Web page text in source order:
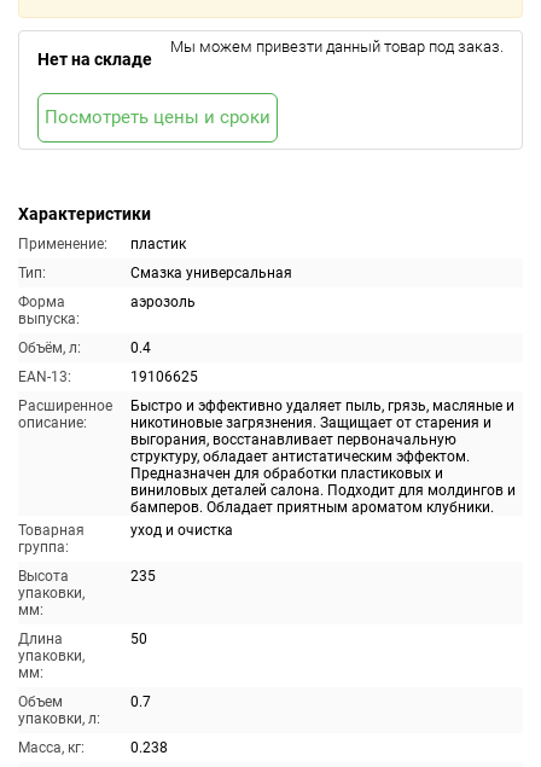
Характеристики
Применение:
пластик
Тип:
Смазка универсальная
Форма
выпуска:
аэрозоль
Объём, л:
0.4
EAN-13:
19106625
Расширенное
описание:
Быстро и эффективно удаляет пыль, грязь, масляные и
никотиновые загрязнения. Защищает от старения и
выгорания, восстанавливает первоначальную
структуру, обладает антистатическим эффектом.
Предназначен для обработки пластиковых и
виниловых деталей салона. Подходит для молдингов и
бамперов. Обладает приятным ароматом клубники.
Товарная
группа:
уход и очистка
Высота
упаковки,
мм:
235
Длина
упаковки,
мм:
50
Объем
упаковки, л:
0.7
Масса, кг:
0.238
Нет на складе
Мы можем привезти данный товар под заказ.
Посмотреть цены и сроки